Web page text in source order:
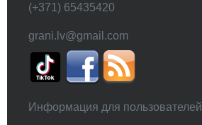
(+371) 65435420
grani.lv@gmail.com
Информация для пользователей